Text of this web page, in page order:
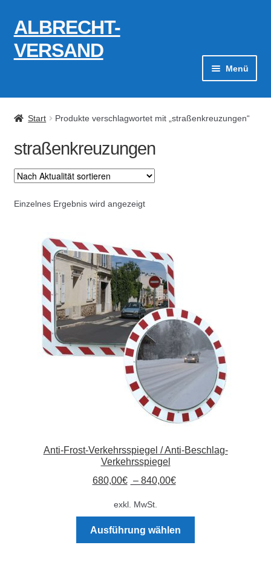
Zur
Navigation
springen
Zum
Inhalt
springen
ALBRECHT-
VERSAND
Menü
Zahlungsarten
Impressum
Absperrpfosten
Arbeitskleidung
Baulampen
GaLaBau
Start Produkte verschlagwortet mit „straßenkreuzungen“
straßenkreuzungen
Einzelnes Ergebnis wird angezeigt
Anti-Frost-Verkehrsspiegel / Anti-Beschlag-
Verkehrsspiegel
680,00€ – 840,00€
exkl. MwSt.
Ausführung wählen